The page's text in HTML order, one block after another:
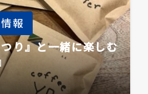
報
り』と一緒に楽しむ